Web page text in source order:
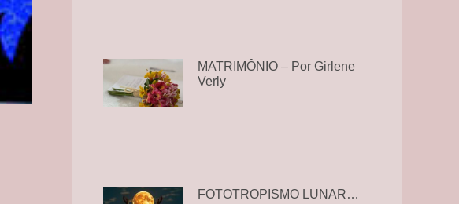
MATRIMÔNIO – Por Girlene
Verly
FOTOTROPISMO LUNAR…